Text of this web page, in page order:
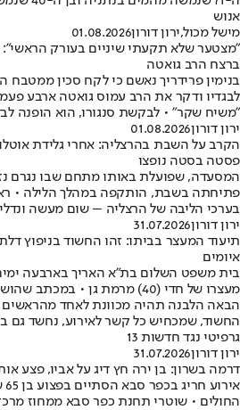
אנוש
מישל מכול,ירון דורון01.08.2026
"מצטער שלא תקעתי שיניים בעורק
ברצח הרב גואטה
בנימין פרידריך נאשם כי לקח סכין
לבגדיו ודקר את הרב עמוס גואטה ארבע
״משיח שקר״ • לבקשת סנגורו, הוא הופנה
ירון דורון01.08.2026
הקרב על השבת בהרצליה: אחרי גלידת
פסטה בסטה נופצו
המסעדה, שפועלת באותו מתחם שבו נגרם
פתיחתה בשבת, הותקפה במהלך הלילה •
בערכי הליבה של הרצליה – שום מעשה
ירון דורון31.07.2026
איומים
מעצרו של חדי (40) מרמת גן •
הבאה הלבנה תהיה מכוונת לאחד מהראשים
החשוד, שמכחיש כל קשר לאירוע, נחשד גם
גרפיטי נגד חדשות 13
ירון דורון31.07.2026
דרמה בשרון: בן ירה חץ דיג על אביו, פצע
החולים • שוטרי תחנת כפר סבא ממחוז